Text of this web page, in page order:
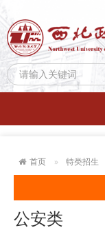
首页 特类招生
公安类